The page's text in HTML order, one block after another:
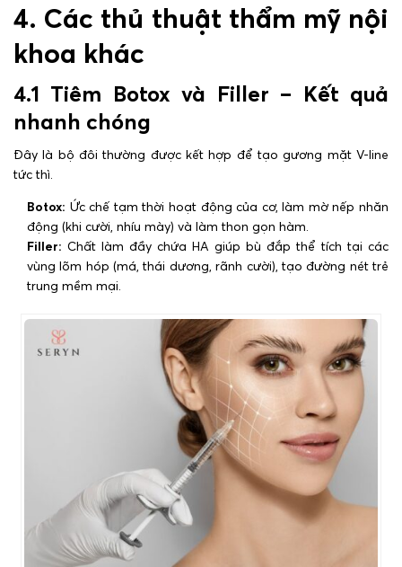
4. Các thủ thuật thẩm mỹ nội
khoa khác
4.1 Tiêm Botox và Filler – Kết quả
nhanh chóng
Đây là bộ đôi thường được kết hợp để tạo gương mặt V-line
tức thì.
Botox: Ức chế tạm thời hoạt động của cơ, làm mờ nếp nhăn
động (khi cười, nhíu mày) và làm thon gọn hàm.
Filler: Chất làm đầy chứa HA giúp bù đắp thể tích tại các
vùng lõm hóp (má, thái dương, rãnh cười), tạo đường nét trẻ
trung mềm mại.